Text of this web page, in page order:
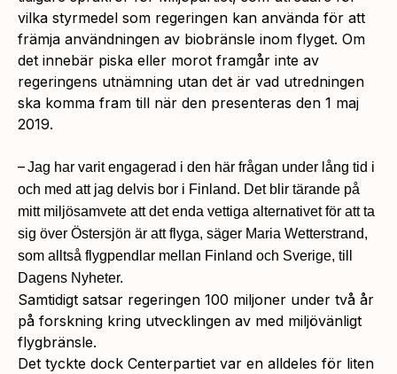
vilka styrmedel som regeringen kan använda för att
främja användningen av biobränsle inom flyget. Om
det innebär piska eller morot framgår inte av
regeringens utnämning utan det är vad utredningen
ska komma fram till när den presenteras den 1 maj
2019.
–Jag har varit engagerad i den här frågan under lång tid i
och med att jag delvis bor i Finland. Det blir tärande på
mitt miljösamvete att det enda vettiga alternativet för att ta
sig över Östersjön är att flyga, säger Maria Wetterstrand,
som alltså flygpendlar mellan Finland och Sverige, till
Dagens Nyheter.
Samtidigt satsar regeringen 100 miljoner under två år
på forskning kring utvecklingen av med miljövänligt
flygbränsle.
Det tyckte dock Centerpartiet var en alldeles för liten